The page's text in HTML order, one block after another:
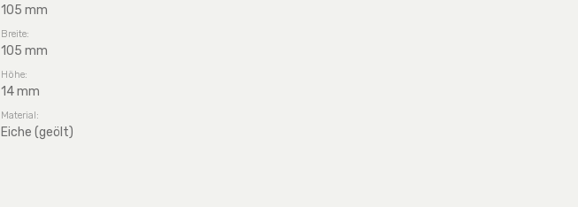
105 mm
Breite:
105 mm
Höhe:
14 mm
Material:
Eiche (geölt)